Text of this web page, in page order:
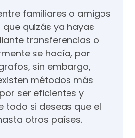
familiares o amigos
quizás ya hayas
transferencias o
se hacía, por
sin embargo,
métodos más
ser eficientes y
todo si deseas que el
otros países.